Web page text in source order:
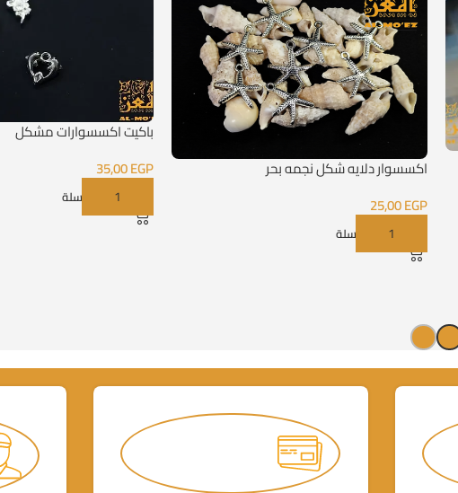
اكسسوار دلايه شكل نجمه بحر
25,00EGP
إضافة إلى السلة
باكيت اكسسوارات مشكل
35,00EGP
إضافة إلى السلة